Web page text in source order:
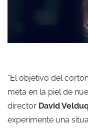
“El objetivo del
meta en la piel de
director David
experimente una